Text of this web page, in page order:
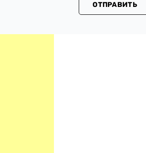
ОТПРАВИТЬ